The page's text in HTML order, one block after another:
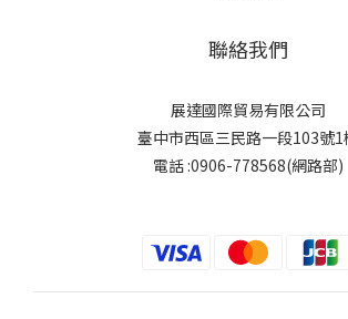
聯絡我們
展達國際貿易有限公司
臺中市西區三民路一段103號1
電話 :0906-778568(網路部)